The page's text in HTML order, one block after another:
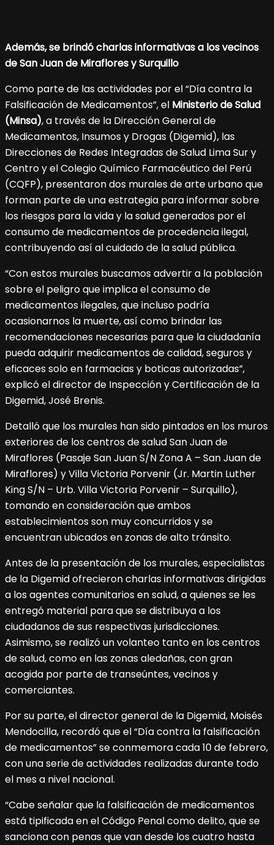
Además, se brindó charlas informativas a los vecinos
de San Juan de Miraflores y Surquillo
Como parte de las actividades por el “Día contra la
Falsificación de Medicamentos”, el Ministerio de Salud
(Minsa), a través de la Dirección General de
Medicamentos, Insumos y Drogas (Digemid), las
Direcciones de Redes Integradas de Salud Lima Sur y
Centro y el Colegio Químico Farmacéutico del Perú
(CQFP), presentaron dos murales de arte urbano que
forman parte de una estrategia para informar sobre
los riesgos para la vida y la salud generados por el
consumo de medicamentos de procedencia ilegal,
contribuyendo así al cuidado de la salud pública.
“Con estos murales buscamos advertir a la población
sobre el peligro que implica el consumo de
medicamentos ilegales, que incluso podría
ocasionarnos la muerte, así como brindar las
recomendaciones necesarias para que la ciudadanía
pueda adquirir medicamentos de calidad, seguros y
eficaces solo en farmacias y boticas autorizadas”,
explicó el director de Inspección y Certificación de la
Digemid, José Brenis.
Detalló que los murales han sido pintados en los muros
exteriores de los centros de salud San Juan de
Miraflores (Pasaje San Juan S/N Zona A – San Juan de
Miraflores) y Villa Victoria Porvenir (Jr. Martin Luther
King S/N – Urb. Villa Victoria Porvenir – Surquillo),
tomando en consideración que ambos
establecimientos son muy concurridos y se
encuentran ubicados en zonas de alto tránsito.
Antes de la presentación de los murales, especialistas
de la Digemid ofrecieron charlas informativas dirigidas
a los agentes comunitarios en salud, a quienes se les
entregó material para que se distribuya a los
ciudadanos de sus respectivas jurisdicciones.
Asimismo, se realizó un volanteo tanto en los centros
de salud, como en las zonas aledañas, con gran
acogida por parte de transeúntes, vecinos y
comerciantes.
Por su parte, el director general de la Digemid, Moisés
Mendocilla, recordó que el “Día contra la falsificación
de medicamentos” se conmemora cada 10 de febrero,
con una serie de actividades realizadas durante todo
el mes a nivel nacional.
“Cabe señalar que la falsificación de medicamentos
está tipificada en el Código Penal como delito, que se
sanciona con penas que van desde los cuatro hasta